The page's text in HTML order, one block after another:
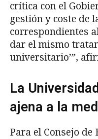
crítica con el
gestión y coste de
correspondientes
dar el mismo
universitario’”,
La
ajena a la
Para el Consejo de